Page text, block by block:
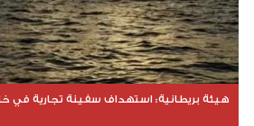
هيئة بريطانية: استهداف سفينة تجارية في